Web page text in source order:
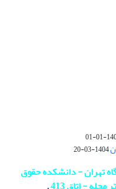
1404-03-20
تهران - دانشکده حقوق